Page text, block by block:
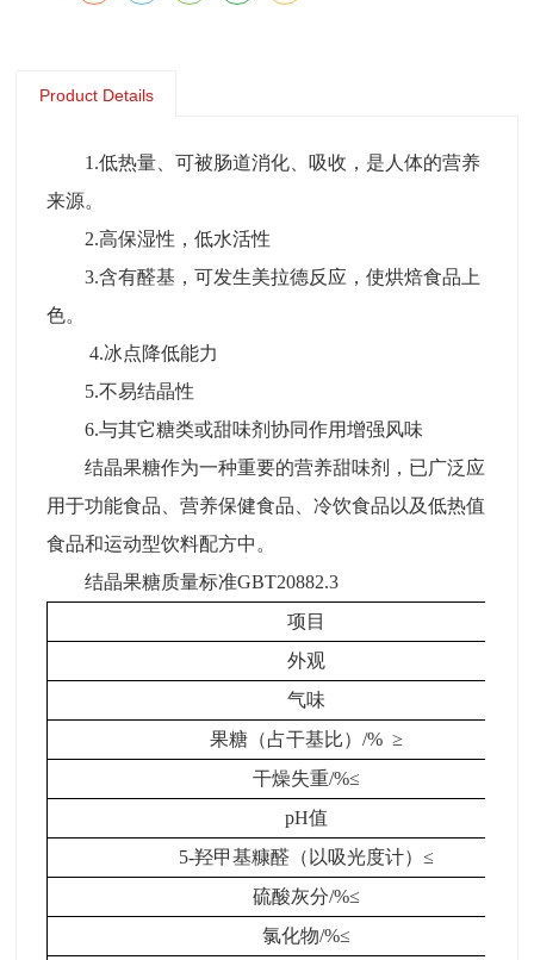
Product Details
1.低热量、可被肠道消化、吸收，是人体的营养
来源。
2.高保湿性，低水活性
3.含有醛基，可发生美拉德反应，使烘焙食品上
色。
4.冰点降低能力
5.不易结晶性
6.与其它糖类或甜味剂协同作用增强风味
结晶果糖作为一种重要的营养甜味剂，已广泛应
用于功能食品、营养保健食品、冷饮食品以及低热值
食品和运动型饮料配方中。
结晶果糖质量标准GBT20882.3
项目
外观
气味
果糖（占干基比）/% ≥
干燥失重/%≤
pH值
5-羟甲基糠醛（以吸光度计）≤
硫酸灰分/%≤
氯化物/%≤